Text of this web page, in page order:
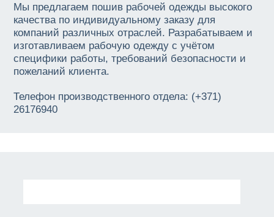
Мы предлагаем пошив рабочей одежды высокого
качества по индивидуальному заказу для
компаний различных отраслей. Разрабатываем и
изготавливаем рабочую одежду с учётом
специфики работы, требований безопасности и
пожеланий клиента.
Телефон производственного отдела: (+371)
26176940